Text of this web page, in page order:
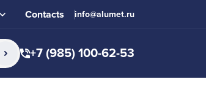
Contacts info@alumet.ru
+7 (985) 100-62-53